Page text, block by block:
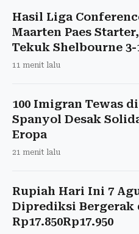
Hasil Liga
Maarten Paes
Tekuk Shelbourne 3-
11 menit lalu
100 Imigran Tewas
Spanyol Desak
Eropa
21 menit lalu
Rupiah Hari Ini 7
Diprediksi Bergerak
Rp17.850Rp17.950